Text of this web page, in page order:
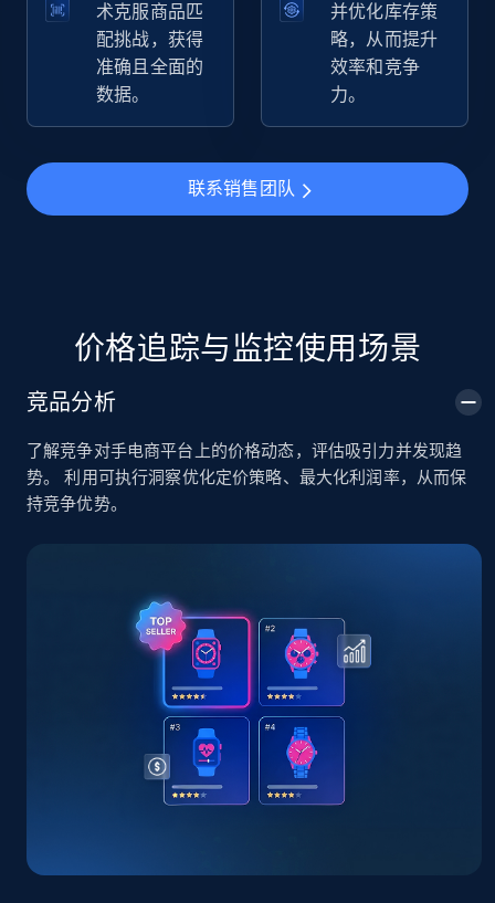
TikTok Shop
URL, Title, Available, Description, Currency, Initial
price, Final price, Discount percent, and more.
5.4K+ 668+ 立即开始
TikTok Shop - Collect TikTok shop products
by keywords search
668+ 立即开始
TikTok Shop - discover records by shop url
URL, Title, Available, Description, Currency, Initial
price, Final price, Discount percent, and more.
术克服商品匹
配挑战，获得
准确且全面的
数据。
并优化库存策
略，从而提升
效率和竞争
力。
联系销售团队
价格追踪与监控使用场景
竞品分析
了解竞争对手电商平台上的价格动态，评估吸引力并发现趋
势。 利用可执行洞察优化定价策略、最大化利润率，从而保
持竞争优势。